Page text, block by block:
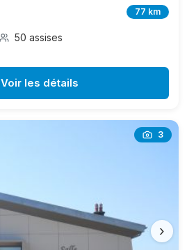
77 km
50 assises
Voir les détails
3
›